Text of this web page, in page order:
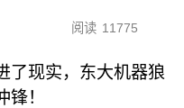
阅读 11775
了现实，东大机器狼
锋！